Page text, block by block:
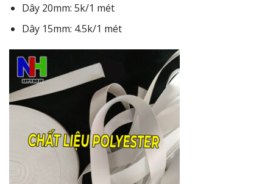
Dây 20mm: 5k/1 mét
Dây 15mm: 4.5k/1 mét